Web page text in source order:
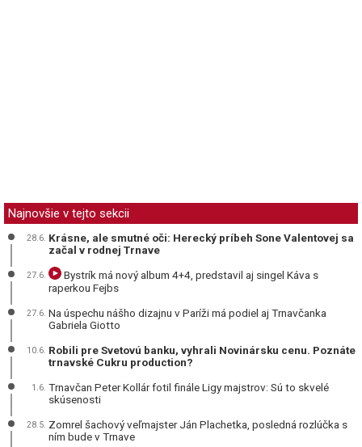
Najnovšie v tejto sekcii
28.6. Krásne, ale smutné oči: Herecký príbeh Sone Valentovej sa
začal v rodnej Trnave
27.6.
Bystrík má nový album 4+4, predstavil aj singel Káva s
raperkou Fejbs
27.6. Na úspechu nášho dizajnu v Paríži má podiel aj Trnavčanka
Gabriela Giotto
10.6. Robili pre Svetovú banku, vyhrali Novinársku cenu. Poznáte
trnavské Cukru production?
1.6. Trnavčan Peter Kollár fotil finále Ligy majstrov: Sú to skvelé
skúsenosti
28.5. Zomrel šachový veľmajster Ján Plachetka, posledná rozlúčka s
ním bude v Trnave